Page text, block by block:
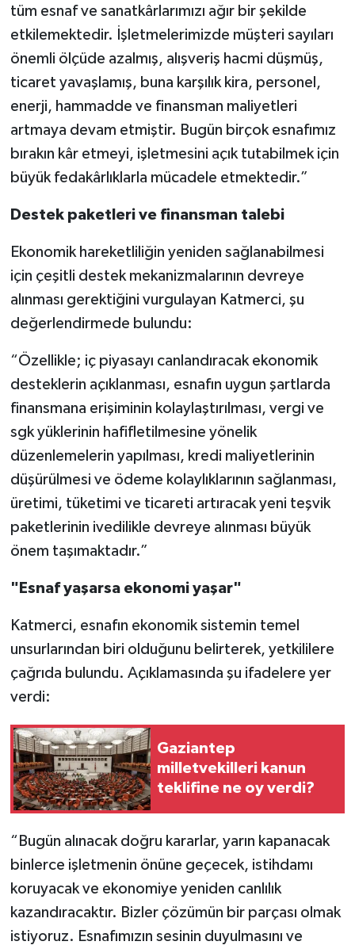
tüm esnaf ve sanatkârlarımızı ağır bir şekilde
etkilemektedir. İşletmelerimizde müşteri sayıları
önemli ölçüde azalmış, alışveriş hacmi düşmüş,
ticaret yavaşlamış, buna karşılık kira, personel,
enerji, hammadde ve finansman maliyetleri
artmaya devam etmiştir. Bugün birçok esnafımız
bırakın kâr etmeyi, işletmesini açık tutabilmek için
büyük fedakârlıklarla mücadele etmektedir.”
Destek paketleri ve finansman talebi
Ekonomik hareketliliğin yeniden sağlanabilmesi
için çeşitli destek mekanizmalarının devreye
alınması gerektiğini vurgulayan Katmerci, şu
değerlendirmede bulundu:
“Özellikle; iç piyasayı canlandıracak ekonomik
desteklerin açıklanması, esnafın uygun şartlarda
finansmana erişiminin kolaylaştırılması, vergi ve
sgk yüklerinin hafifletilmesine yönelik
düzenlemelerin yapılması, kredi maliyetlerinin
düşürülmesi ve ödeme kolaylıklarının sağlanması,
üretimi, tüketimi ve ticareti artıracak yeni teşvik
paketlerinin ivedilikle devreye alınması büyük
önem taşımaktadır.”
"Esnaf yaşarsa ekonomi yaşar"
Katmerci, esnafın ekonomik sistemin temel
unsurlarından biri olduğunu belirterek, yetkililere
çağrıda bulundu. Açıklamasında şu ifadelere yer
verdi:
Gaziantep
milletvekilleri kanun
teklifine ne oy verdi?
“Bugün alınacak doğru kararlar, yarın kapanacak
binlerce işletmenin önüne geçecek, istihdamı
koruyacak ve ekonomiye yeniden canlılık
kazandıracaktır. Bizler çözümün bir parçası olmak
istiyoruz. Esnafımızın sesinin duyulmasını ve